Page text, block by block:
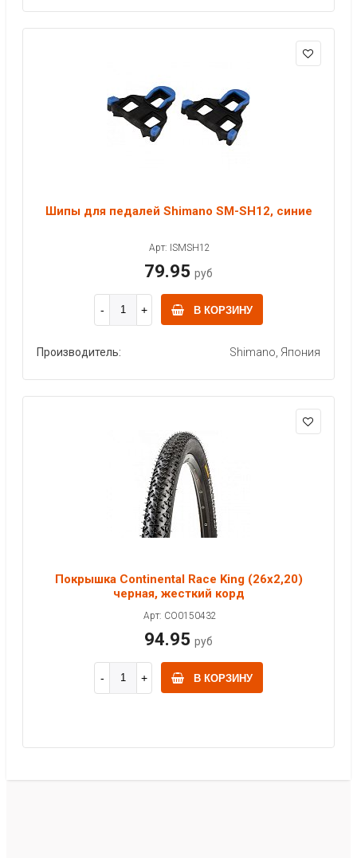
Шипы для педалей Shimano SM-SH12, синие
Арт: ISMSH12
79.95 руб
В КОРЗИНУ
Производитель: Shimano, Япония
Покрышка Continental Race King (26x2,20)
черная, жесткий корд
Арт: CO0150432
94.95 руб
В КОРЗИНУ